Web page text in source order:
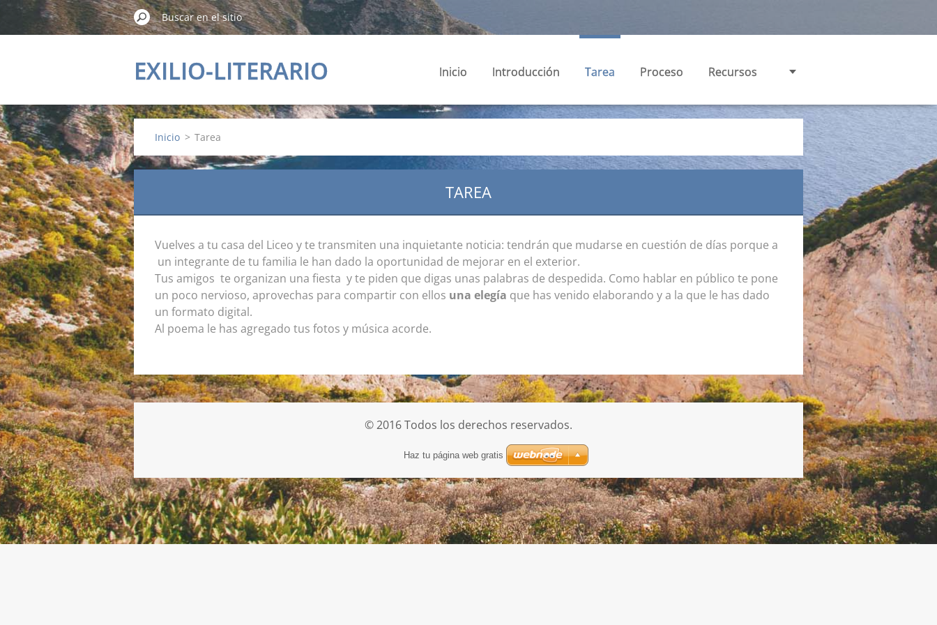
EXILIO-LITERARIO Inicio Introducción Tarea Proceso Recursos
Inicio > Tarea
TAREA
Vuelves a tu casa del Liceo y te transmiten una inquietante noticia: tendrán que mudarse en cuestión de días porque a
un integrante de tu familia le han dado la oportunidad de mejorar en el exterior.
Tus amigos te organizan una fiesta y te piden que digas unas palabras de despedida. Como hablar en público te pone
un poco nervioso, aprovechas para compartir con ellos una elegía que has venido elaborando y a la que le has dado
un formato digital.
Al poema le has agregado tus fotos y música acorde.
© 2016 Todos los derechos reservados.
Haz tu página web gratis